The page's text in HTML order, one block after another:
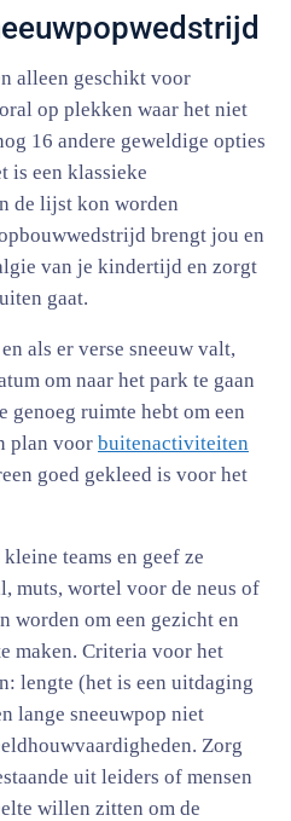
alleen geschikt voor
op plekken waar het niet
16 andere geweldige opties
is een klassieke
de lijst kon worden
brengt jou en
van je kindertijd en zorgt
gaat.
als er verse sneeuw valt,
om naar het park te gaan
genoeg ruimte hebt om een
plan voor buitenactiviteiten
goed gekleed is voor het
teams en geef ze
muts, wortel voor de neus of
worden om een gezicht en
maken. Criteria voor het
lengte (het is een uitdaging
lange sneeuwpop niet
Zorg
uit leiders of mensen
willen zitten om de